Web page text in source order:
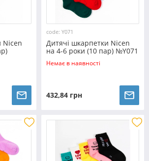
Nicen
code: Y071
Дитячі шкарпетки Nicen
на 4-6 роки (10 пар) №Y071
Немає в наявності
432,84 грн